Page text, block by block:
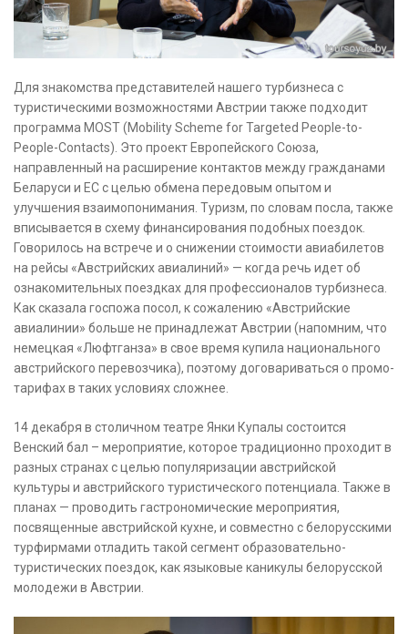
Для знакомства представителей нашего турбизнеса с
туристическими возможностями Австрии также подходит
программа MOST (Mobility Scheme for Targeted People-to-
People-Contacts). Это проект Европейского Союза,
направленный на расширение контактов между гражданами
Беларуси и ЕС с целью обмена передовым опытом и
улучшения взаимопонимания. Туризм, по словам посла, также
вписывается в схему финансирования подобных поездок.
Говорилось на встрече и о снижении стоимости авиабилетов
на рейсы «Австрийских авиалиний» — когда речь идет об
ознакомительных поездках для профессионалов турбизнеса.
Как сказала госпожа посол, к сожалению «Австрийские
авиалинии» больше не принадлежат Австрии (напомним, что
немецкая «Люфтганза» в свое время купила национального
австрийского перевозчика), поэтому договариваться о промо-
тарифах в таких условиях сложнее.
14 декабря в столичном театре Янки Купалы состоится
Венский бал – мероприятие, которое традиционно проходит в
разных странах с целью популяризации австрийской
культуры и австрийского туристического потенциала. Также в
планах — проводить гастрономические мероприятия,
посвященные австрийской кухне, и совместно с белорусскими
турфирмами отладить такой сегмент образовательно-
туристических поездок, как языковые каникулы белорусской
молодежи в Австрии.